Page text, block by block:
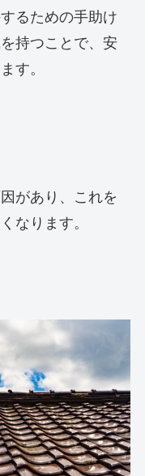
るための手助け
持つことで、安
す。
があり、これを
なります。